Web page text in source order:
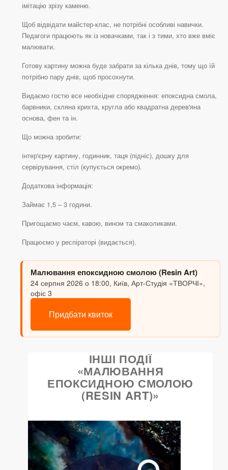
імітацію зрізу каменю.
Щоб відвідати майстер-клас, не потрібні особливі навички.
Педагоги працюють як із новачками, так і з тими, хто вже вміє
малювати.
Готову картину можна буде забрати за кілька днів, тому що їй
потрібно пару днів, щоб просохнути.
Видаємо гостю все необхідне спорядження: епоксидна смола,
барвники, скляна крихта, кругла або квадратна дерев'яна
основа, фен та ін.
Що можна зробити:
інтер'єрну картину, годинник, таця (підніс), дошку для
сервірування, стіл (купується окремо).
Додаткова інформація:
Займає 1,5 – 3 години.
Пригощаємо чаєм, кавою, вином та смаколиками.
Працюємо у респіраторі (видається).
Малювання епоксидною смолою (Resin Art)
24 серпня 2026 о 18:00, Київ, Арт-Студія «ТВОРЧІ»,
офіс 3
Придбати квиток
ІНШІ ПОДІЇ
«МАЛЮВАННЯ
ЕПОКСИДНОЮ СМОЛОЮ
(RESIN ART)»